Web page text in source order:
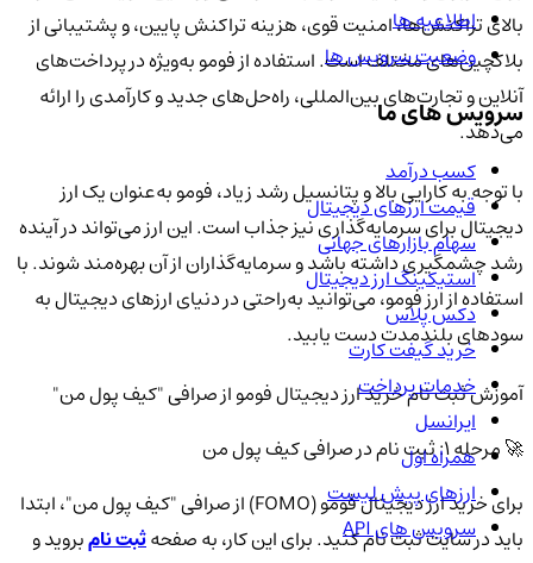
بالای تراکنش‌ها، امنیت قوی، هزینه تراکنش پایین، و پشتیبانی از
بلاکچین‌های مختلف است. استفاده از فومو به‌ویژه در پرداخت‌های
آنلاین و تجارت‌های بین‌المللی، راه‌حل‌های جدید و کارآمدی را ارائه
می‌دهد.
با توجه به کارایی بالا و پتانسیل رشد زیاد، فومو به‌عنوان یک ارز
دیجیتال برای سرمایه‌گذاری نیز جذاب است. این ارز می‌تواند در آینده
رشد چشمگیری داشته باشد و سرمایه‌گذاران از آن بهره‌مند شوند. با
استفاده از ارز فومو، می‌توانید به‌راحتی در دنیای ارزهای دیجیتال به
سودهای بلندمدت دست یابید.
آموزش ثبت نام خرید ارز دیجیتال فومو از صرافی "کیف پول من"
🚀 مرحله 1: ثبت نام در صرافی کیف پول من
برای خرید ارز دیجیتال فومو (FOMO) از صرافی "کیف پول من"، ابتدا
باید در سایت ثبت نام کنید. برای این کار، به صفحهثبت نامبروید و
اطلاعیه ها
وضعیت سرویس ها
سرویس های ما
کسب درآمد
قیمت ارزهای دیجیتال
سهام بازارهای جهانی
استیکینگ ارز دیجیتال
دکس پلاس
خرید گیفت کارت
خدمات پرداخت
ایرانسل
همراه اول
ارزهای پیش لیست
سرویس های API